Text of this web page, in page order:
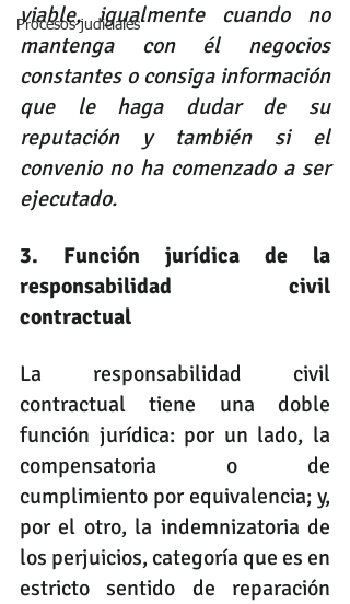
Procesos judiciales
viable, igualmente cuando no
mantenga con él negocios
constantes o consiga información
que le haga dudar de su
reputación y también si el
convenio no ha comenzado a ser
ejecutado.
3. Función jurídica de la
responsabilidad civil
contractual
La responsabilidad civil
contractual tiene una doble
función jurídica: por un lado, la
compensatoria o de
cumplimiento por equivalencia; y,
por el otro, la indemnizatoria de
los perjuicios, categoría que es en
estricto sentido de reparación